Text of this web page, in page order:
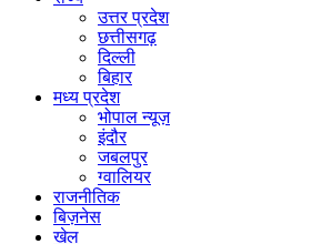
उत्तर प्रदेश
छत्तीसगढ़
दिल्ली
बिहार
मध्य प्रदेश
भोपाल न्यूज़
इंदौर
जबलपुर
ग्वालियर
राजनीतिक
बिज़नेस
खेल